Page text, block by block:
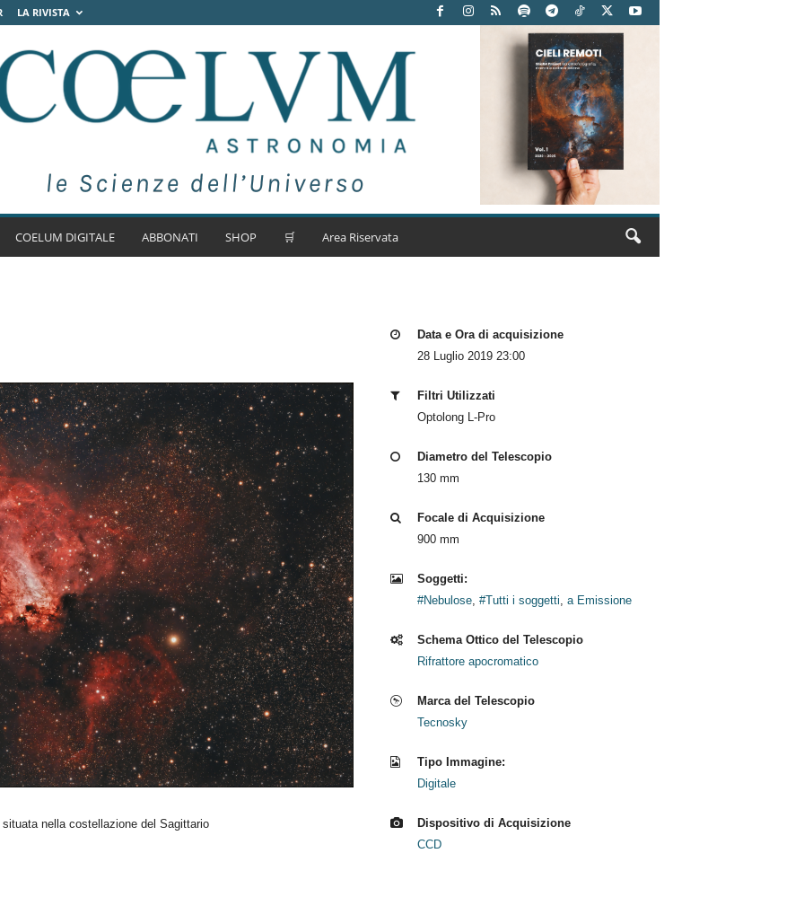
LA RIVISTA
COELUM DIGITALE ABBONATI SHOP 🛒 Area Riservata
nella costellazione del Sagittario
Data e Ora di acquisizione
28 Luglio 2019 23:00
Filtri Utilizzati
Optolong L-Pro
Diametro del Telescopio
130 mm
Focale di Acquisizione
900 mm
Soggetti:
#Nebulose, #Tutti i soggetti, a Emissione
Schema Ottico del Telescopio
Rifrattore apocromatico
Marca del Telescopio
Tecnosky
Tipo Immagine:
Digitale
Dispositivo di Acquisizione
CCD